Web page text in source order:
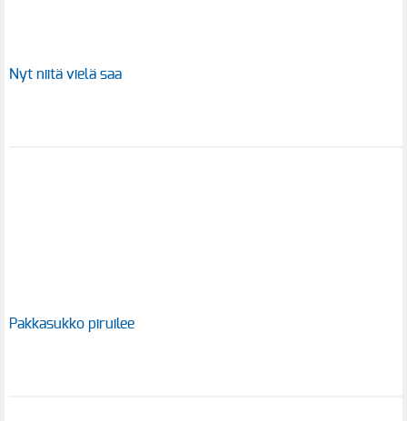
Nyt niitä vielä saa
Pakkasukko piruilee